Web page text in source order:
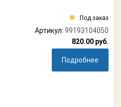
Под заказ
Артикул: 99193104050
820.00 руб.
Подробнее